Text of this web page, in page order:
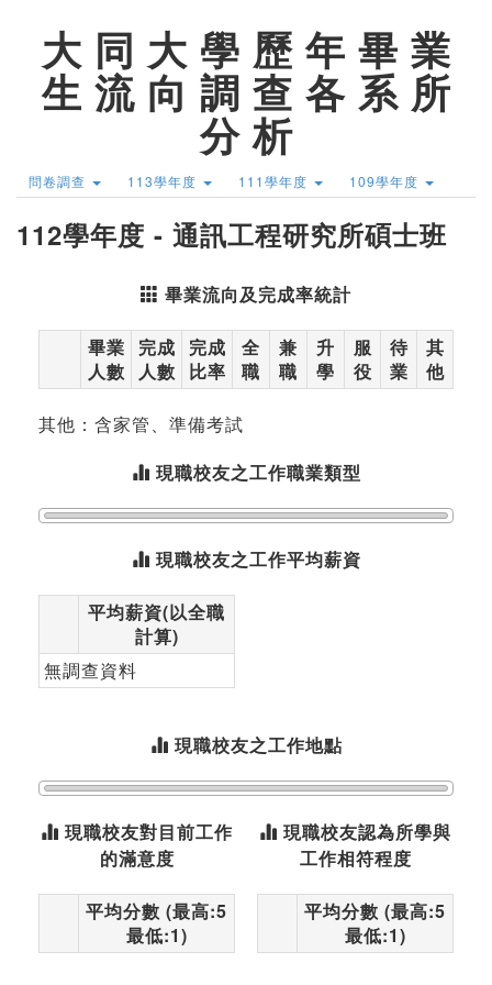
大 同 大 學 歷 年 畢 業
生 流 向 調 查 各 系 所
分 析
問卷調查 113學年度 111學年度 109學年度
112學年度 - 通訊工程研究所碩士班
畢業流向及完成率統計
畢業
人數
完成
人數
完成
比率
全
職
兼
職
升
學
服
役
待
業
其
他
其他：含家管、準備考試
現職校友之工作職業類型
現職校友之工作平均薪資
平均薪資(以全職
計算)
無調查資料
現職校友之工作地點
現職校友對目前工作
的滿意度
現職校友認為所學與
工作相符程度
平均分數 (最高:5
最低:1)
平均分數 (最高:5
最低:1)